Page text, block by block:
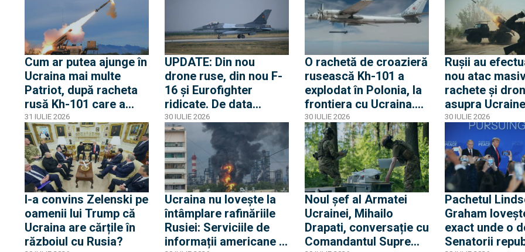
Iskander sau Kinjal
lansate de ruși
frontului
Cum ar putea ajunge în
Ucraina mai multe
Patriot, după racheta
rusă Kh-101 care a
explodat în curtea
Poloniei. Transferul, pe
masa polonezilor care
strâng rândurile
31 IULIE 2026
UPDATE: Din nou
drone ruse, din nou F-
16 și Eurofighter
ridicate. De data
aceasta dronele ruse
au intrat 20 de
secunde în spațiul
aerian al României,
lovind ulterior Ucraina
30 IULIE 2026
O rachetă de croazieră
rusească Kh-101 a
explodat în Polonia, la
frontiera cu Ucraina.
Racheta s-a prăbușit
înainte de a fi angajată
de un F-16 polonez
30 IULIE 2026
Rușii au
nou atac
rachete și
asupra
Loviturile
fost
și Lviv
30 IULIE 2026
I-a convins Zelenski pe
oamenii lui Trump că
Ucraina are cărțile în
războiul cu Rusia?
Ucraina nu lovește la
întâmplare rafinăriile
Rusiei: Serviciile de
informații americane și
Noul șef al Armatei
Ucrainei, Mihailo
Drapati, conversație cu
Comandantul Suprem
Pachetul
Graham
exact unde o
Senatorii